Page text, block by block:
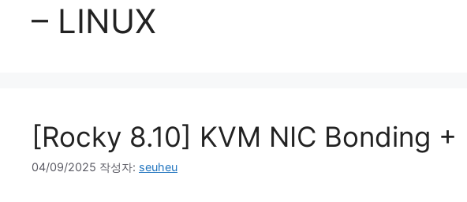
– LINUX
[Rocky 8.10] KVM NIC Bonding +
04/09/2025 작성자: seuheu